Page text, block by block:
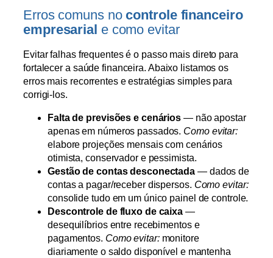
Erros comuns nocontrole financeiro
empresarial e como evitar
Evitar falhas frequentes é o passo mais direto para
fortalecer a saúde financeira. Abaixo listamos os
erros mais recorrentes e estratégias simples para
corrigi-los.
Falta de previsões e cenários — não apostar
apenas em números passados. Como evitar:
elabore projeções mensais com cenários
otimista, conservador e pessimista.
Gestão de contas desconectada — dados de
contas a pagar/receber dispersos. Como evitar:
consolide tudo em um único painel de controle.
Descontrole de fluxo de caixa —
desequilíbrios entre recebimentos e
pagamentos. Como evitar:monitore
diariamente o saldo disponível e mantenha